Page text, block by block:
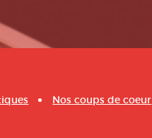
Nos coups de coeur